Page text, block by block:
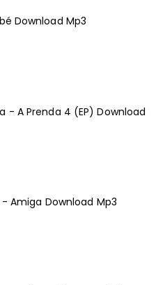
Download Mp3
- A Prenda 4 (EP) Download
Amiga Download Mp3